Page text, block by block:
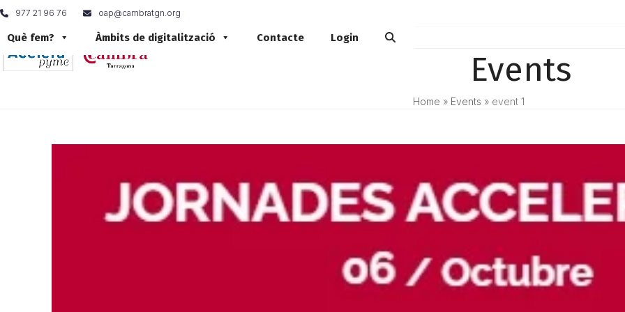
Skip
to
content
977 21 96 76 oap@cambratgn.org
Què fem? Àmbits de digitalització Contacte Login
Events
Home » Events » event 1